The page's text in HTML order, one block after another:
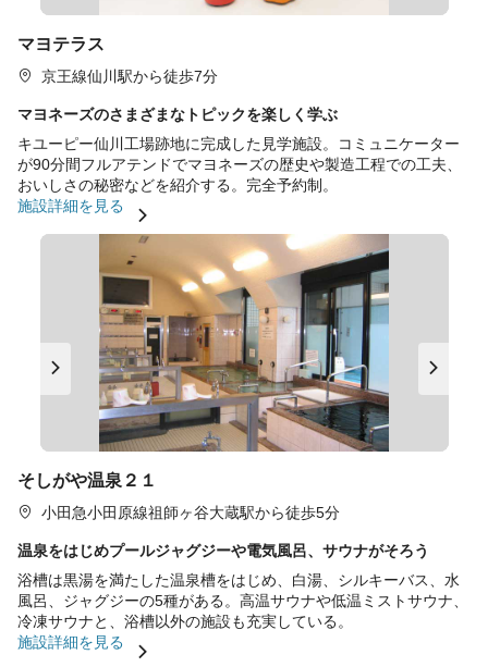
マヨテラス
京王線仙川駅から徒歩7分
マヨネーズのさまざまなトピックを楽しく学ぶ
キユーピー仙川工場跡地に完成した見学施設。コミュニケーター
が90分間フルアテンドでマヨネーズの歴史や製造工程での工夫、
おいしさの秘密などを紹介する。完全予約制。
施設詳細を見る
そしがや温泉２１
小田急小田原線祖師ヶ谷大蔵駅から徒歩5分
温泉をはじめプールジャグジーや電気風呂、サウナがそろう
浴槽は黒湯を満たした温泉槽をはじめ、白湯、シルキーバス、水
風呂、ジャグジーの5種がある。高温サウナや低温ミストサウナ、
冷凍サウナと、浴槽以外の施設も充実している。
施設詳細を見る